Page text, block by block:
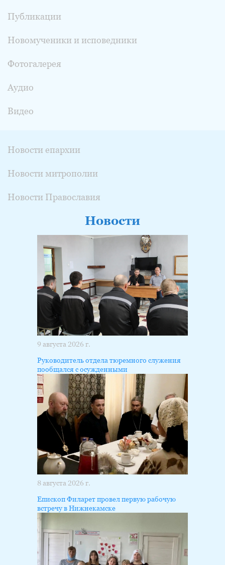
Публикации
Новомученики и исповедники
Фотогалерея
Аудио
Видео
Новости епархии
Новости митрополии
Новости Православия
Новости
9 августа 2026 г.
Руководитель отдела тюремного служения
пообщался с осужденными
8 августа 2026 г.
Епископ Филарет провел первую рабочую
встречу в Нижнекамске